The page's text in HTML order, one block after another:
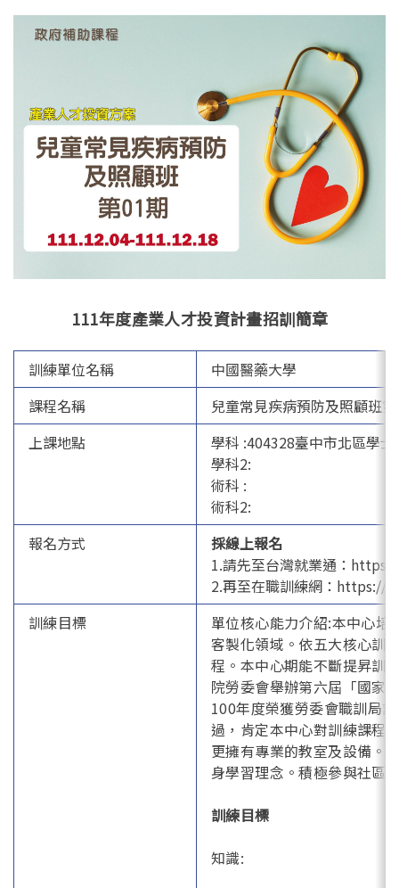
English
111年度產業人才投資計畫招訓簡章
訓練單位名稱
中國醫藥大學
課程名稱
兒童常見疾病預防及照顧班
上課地點
學科 :404328臺中市北區學
學科2:
術科 :
術科2:
報名方式
採線上報名
1.請先至台灣就業通：
2.再至在職訓練網：https://
訓練目標
單位核心能力介紹:本中心
客製化領域。依五大核心訓
程。本中心期能不斷提昇訓
院勞委會舉辦第六屆「國家
100年度榮獲勞委會職訓局
過，肯定本中心對訓練課程
更擁有專業的教室及設備。
身學習理念。積極參與社區
訓練目標
知識: